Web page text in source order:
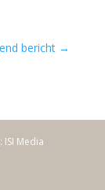
bericht →
Media